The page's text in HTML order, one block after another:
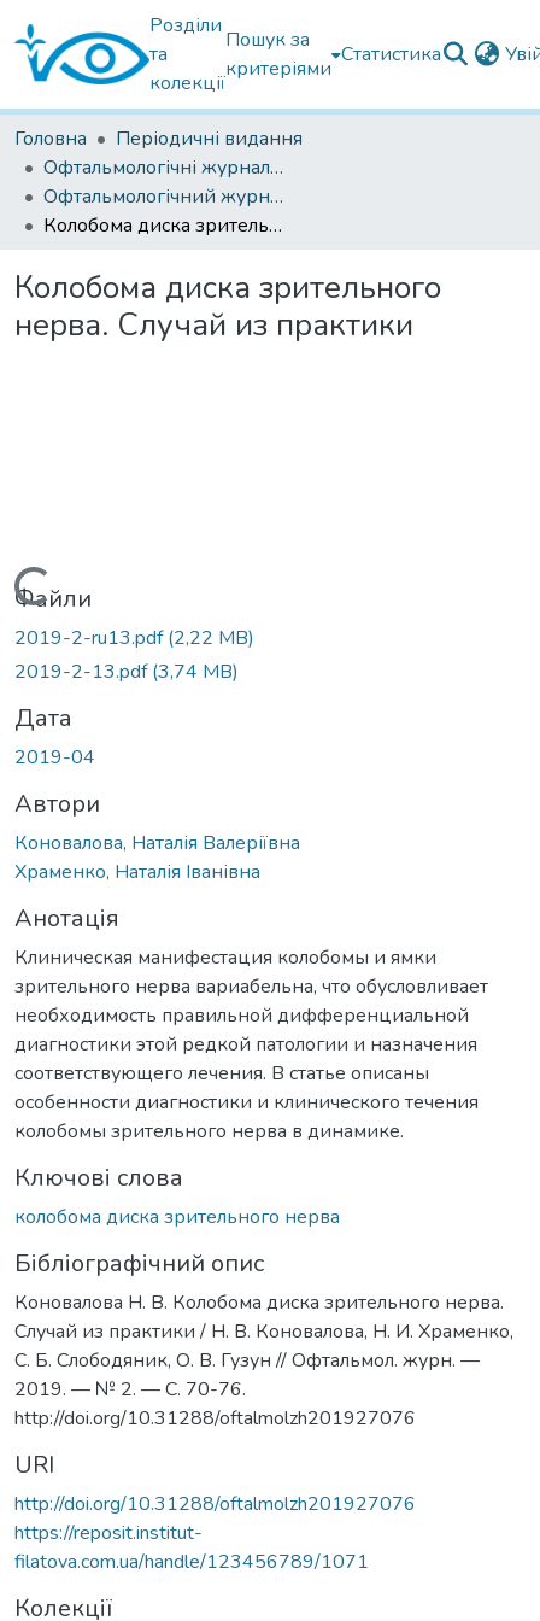
Розділи
та
колекції
Пошук за
критеріями
Статистика
Головна
Періодичні видання
Офтальмологічні журнали українські
Офтальмологічний журнал 2019
Колобома диска зрительного нерва. Случай из практики
Колобома диска зрительного
нерва. Случай из практики
Вантажиться...
Файли
2019-2-ru13.pdf(2,22 MB)
2019-2-13.pdf(3,74 MB)
Дата
2019-04
Автори
Коновалова, Наталія Валеріївна
Храменко, Наталія Іванівна
Анотація
Клиническая манифестация колобомы и ямки
зрительного нерва вариабельна, что обусловливает
необходимость правильной дифференциальной
диагностики этой редкой патологии и назначения
соответствующего лечения. В статье описаны
особенности диагностики и клинического течения
колобомы зрительного нерва в динамике.
Ключові слова
колобома диска зрительного нерва
Бібліографічний опис
Коновалова Н. В. Колобома диска зрительного нерва.
Случай из практики / Н. В. Коновалова, Н. И. Храменко,
С. Б. Слободяник, О. В. Гузун // Офтальмол. журн. —
2019. — № 2. — С. 70-76.
http://doi.org/10.31288/oftalmolzh201927076
URI
http://doi.org/10.31288/oftalmolzh201927076
https://reposit.institut-
filatova.com.ua/handle/123456789/1071
Колекції